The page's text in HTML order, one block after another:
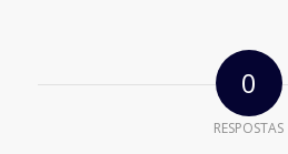
0
RESPOSTAS